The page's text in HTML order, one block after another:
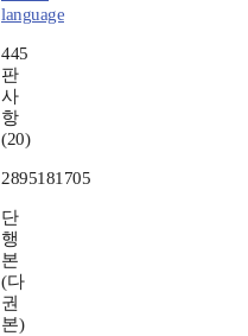
language
445
판
사
항
(20)
2895181705
단
행
본
(다
권
본)